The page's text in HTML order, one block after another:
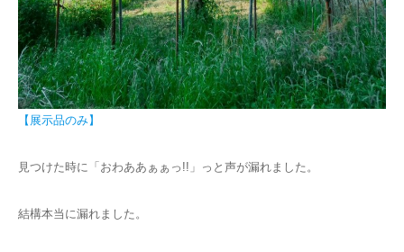
【展示品のみ】
見つけた時に「おわああぁぁっ!!」っと声が漏れました。
結構本当に漏れました。